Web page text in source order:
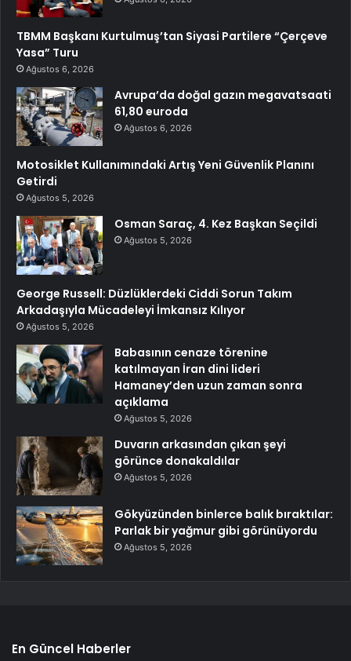
TBMM Başkanı Kurtulmuş’tan Siyasi Partilere “Çerçeve
Yasa” Turu
Ağustos 6, 2026
Avrupa’da doğal gazın megavatsaati
61,80 euroda
Ağustos 6, 2026
Motosiklet Kullanımındaki Artış Yeni Güvenlik Planını
Getirdi
Ağustos 5, 2026
Osman Saraç, 4. Kez Başkan Seçildi
Ağustos 5, 2026
George Russell: Düzlüklerdeki Ciddi Sorun Takım
Arkadaşıyla Mücadeleyi İmkansız Kılıyor
Ağustos 5, 2026
Babasının cenaze törenine
katılmayan İran dini lideri
Hamaney’den uzun zaman sonra
açıklama
Ağustos 5, 2026
Duvarın arkasından çıkan şeyi
görünce donakaldılar
Ağustos 5, 2026
Gökyüzünden binlerce balık bıraktılar:
Parlak bir yağmur gibi görünüyordu
Ağustos 5, 2026
En Güncel Haberler